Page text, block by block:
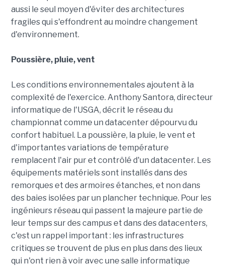
aussi le seul moyen d'éviter des architectures
fragiles qui s'effondrent au moindre changement
d'environnement.
Poussière, pluie, vent
Les conditions environnementales ajoutent à la
complexité de l'exercice. Anthony Santora, directeur
informatique de l'USGA, décrit le réseau du
championnat comme un datacenter dépourvu du
confort habituel. La poussière, la pluie, le vent et
d'importantes variations de température
remplacent l'air pur et contrôlé d'un datacenter. Les
équipements matériels sont installés dans des
remorques et des armoires étanches, et non dans
des baies isolées par un plancher technique. Pour les
ingénieurs réseau qui passent la majeure partie de
leur temps sur des campus et dans des datacenters,
c'est un rappel important : les infrastructures
critiques se trouvent de plus en plus dans des lieux
qui n'ont rien à voir avec une salle informatique